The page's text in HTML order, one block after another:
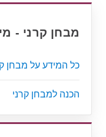
מבחן קרני -
כל המידע על מבחן
הכנה למבחן קרני